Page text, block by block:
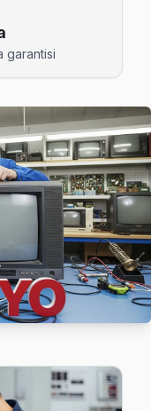
arızaları için aynı
kullanıcılarına
teşhis
Sanyo TV
Türkler adresine
garantisi